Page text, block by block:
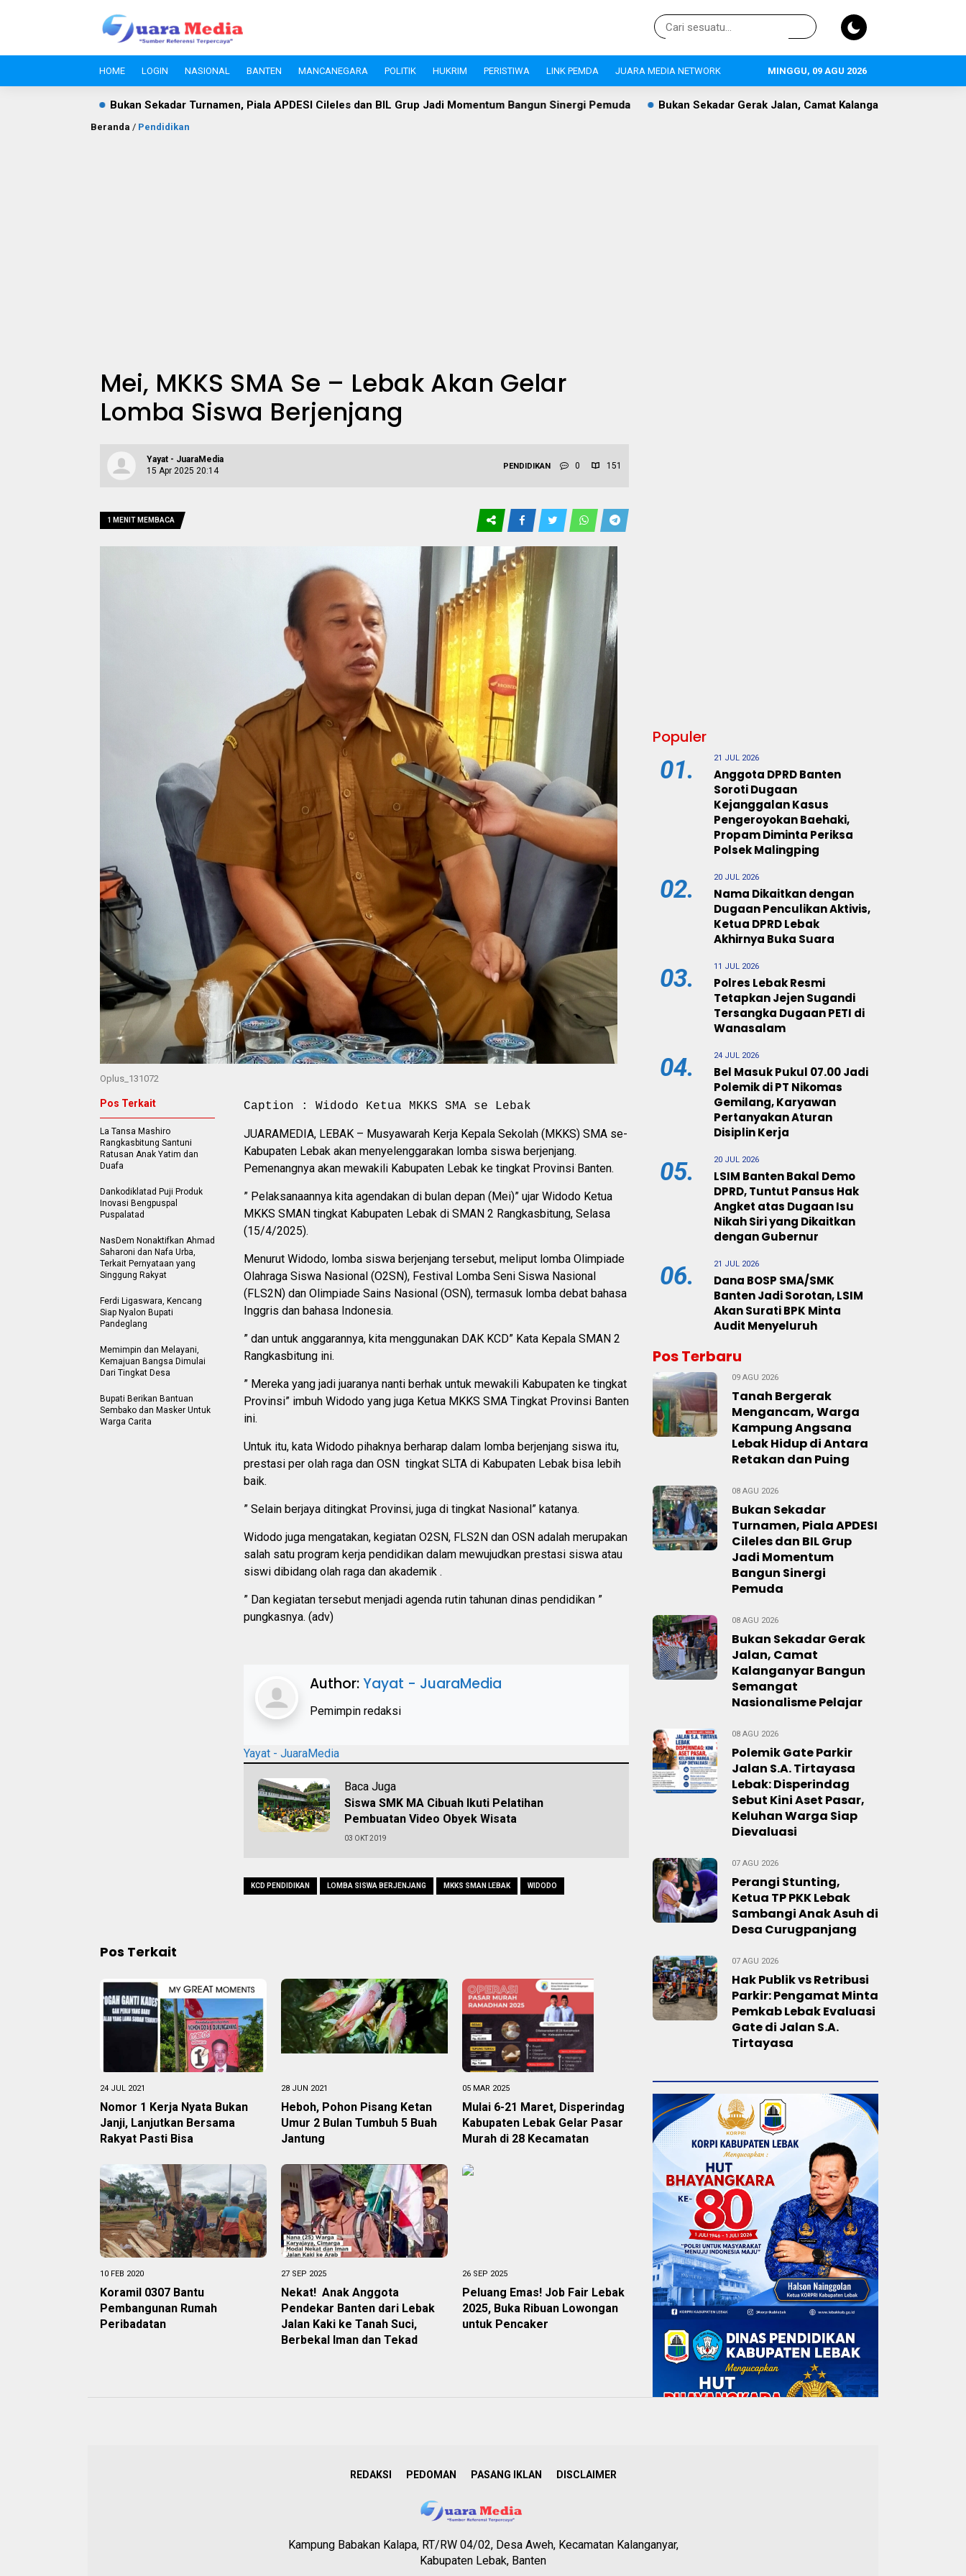
HOME LOGIN NASIONAL BANTEN MANCANEGARA POLITIK HUKRIM PERISTIWA LINK PEMDA JUARA MEDIA NETWORK MINGGU, 09 AGU 2026
Sekadar Turnamen, Piala APDESI Cileles dan BIL Grup Jadi Momentum Bangun Sinergi Pemuda Bukan Sekadar Gerak Jalan, Camat Kalanganyar Bangun Semangat Nasionalisme
Beranda / Pendidikan
Mei, MKKS SMA Se – Lebak Akan Gelar
Lomba Siswa Berjenjang
Yayat - JuaraMedia
15 Apr 2025 20:14
PENDIDIKAN 0 151
1 MENIT MEMBACA
Oplus_131072
Caption : Widodo Ketua MKKS SMA se Lebak
JUARAMEDIA, LEBAK – Musyawarah Kerja Kepala Sekolah (MKKS) SMA se-
Kabupaten Lebak akan menyelenggarakan lomba siswa berjenjang.
Pemenangnya akan mewakili Kabupaten Lebak ke tingkat Provinsi Banten.
” Pelaksanaannya kita agendakan di bulan depan (Mei)” ujar Widodo Ketua
MKKS SMAN tingkat Kabupaten Lebak di SMAN 2 Rangkasbitung, Selasa
(15/4/2025).
Menurut Widodo, lomba siswa berjenjang tersebut, meliput lomba Olimpiade
Olahraga Siswa Nasional (O2SN), Festival Lomba Seni Siswa Nasional
(FLS2N) dan Olimpiade Sains Nasional (OSN), termasuk lomba debat bahasa
Inggris dan bahasa Indonesia.
” dan untuk anggarannya, kita menggunakan DAK KCD” Kata Kepala SMAN 2
Rangkasbitung ini.
” Mereka yang jadi juaranya nanti berhak untuk mewakili Kabupaten ke tingkat
Provinsi” imbuh Widodo yang juga Ketua MKKS SMA Tingkat Provinsi Banten
ini.
Untuk itu, kata Widodo pihaknya berharap dalam lomba berjenjang siswa itu,
prestasi per olah raga dan OSN tingkat SLTA di Kabupaten Lebak bisa lebih
baik.
” Selain berjaya ditingkat Provinsi, juga di tingkat Nasional” katanya.
Widodo juga mengatakan, kegiatan O2SN, FLS2N dan OSN adalah merupakan
salah satu program kerja pendidikan dalam mewujudkan prestasi siswa atau
siswi dibidang olah raga dan akademik .
” Dan kegiatan tersebut menjadi agenda rutin tahunan dinas pendidikan ”
pungkasnya. (adv)
Author:Yayat - JuaraMedia
Pemimpin redaksi
Yayat - JuaraMedia
Baca Juga
Siswa SMK MA Cibuah Ikuti Pelatihan
Pembuatan Video Obyek Wisata
03 OKT 2019
KCD PENDIDIKAN LOMBA SISWA BERJENJANG MKKS SMAN LEBAK WIDODO
Pos Terkait
La Tansa Mashiro
Rangkasbitung Santuni
Ratusan Anak Yatim dan
Duafa
Dankodiklatad Puji Produk
Inovasi Bengpuspal
Puspalatad
NasDem Nonaktifkan Ahmad
Saharoni dan Nafa Urba,
Terkait Pernyataan yang
Singgung Rakyat
Ferdi Ligaswara, Kencang
Siap Nyalon Bupati
Pandeglang
Memimpin dan Melayani,
Kemajuan Bangsa Dimulai
Dari Tingkat Desa
Bupati Berikan Bantuan
Sembako dan Masker Untuk
Warga Carita
Pos Terkait
24 JUL 2021
Nomor 1 Kerja Nyata Bukan
Janji, Lanjutkan Bersama
Rakyat Pasti Bisa
28 JUN 2021
Heboh, Pohon Pisang Ketan
Umur 2 Bulan Tumbuh 5 Buah
Jantung
05 MAR 2025
Mulai 6-21 Maret, Disperindag
Kabupaten Lebak Gelar Pasar
Murah di 28 Kecamatan
10 FEB 2020
Koramil 0307 Bantu
Pembangunan Rumah
Peribadatan
27 SEP 2025
Nekat! Anak Anggota
Pendekar Banten dari Lebak
Jalan Kaki ke Tanah Suci,
Berbekal Iman dan Tekad
26 SEP 2025
Peluang Emas! Job Fair Lebak
2025, Buka Ribuan Lowongan
untuk Pencaker
Populer
01. 21 JUL 2026
Anggota DPRD Banten
Soroti Dugaan
Kejanggalan Kasus
Pengeroyokan Baehaki,
Propam Diminta Periksa
Polsek Malingping
02. 20 JUL 2026
Nama Dikaitkan dengan
Dugaan Penculikan Aktivis,
Ketua DPRD Lebak
Akhirnya Buka Suara
03. 11 JUL 2026
Polres Lebak Resmi
Tetapkan Jejen Sugandi
Tersangka Dugaan PETI di
Wanasalam
04. 24 JUL 2026
Bel Masuk Pukul 07.00 Jadi
Polemik di PT Nikomas
Gemilang, Karyawan
Pertanyakan Aturan
Disiplin Kerja
05. 20 JUL 2026
LSIM Banten Bakal Demo
DPRD, Tuntut Pansus Hak
Angket atas Dugaan Isu
Nikah Siri yang Dikaitkan
dengan Gubernur
06. 21 JUL 2026
Dana BOSP SMA/SMK
Banten Jadi Sorotan, LSIM
Akan Surati BPK Minta
Audit Menyeluruh
Pos Terbaru
09 AGU 2026
Tanah Bergerak
Mengancam, Warga
Kampung Angsana
Lebak Hidup di Antara
Retakan dan Puing
08 AGU 2026
Bukan Sekadar
Turnamen, Piala APDESI
Cileles dan BIL Grup
Jadi Momentum
Bangun Sinergi
Pemuda
08 AGU 2026
Bukan Sekadar Gerak
Jalan, Camat
Kalanganyar Bangun
Semangat
Nasionalisme Pelajar
08 AGU 2026
Polemik Gate Parkir
Jalan S.A. Tirtayasa
Lebak: Disperindag
Sebut Kini Aset Pasar,
Keluhan Warga Siap
Dievaluasi
07 AGU 2026
Perangi Stunting,
Ketua TP PKK Lebak
Sambangi Anak Asuh di
Desa Curugpanjang
07 AGU 2026
Hak Publik vs Retribusi
Parkir: Pengamat Minta
Pemkab Lebak Evaluasi
Gate di Jalan S.A.
Tirtayasa
REDAKSI PEDOMAN PASANG IKLAN DISCLAIMER
Kampung Babakan Kalapa, RT/RW 04/02, Desa Aweh, Kecamatan Kalanganyar,
Kabupaten Lebak, Banten